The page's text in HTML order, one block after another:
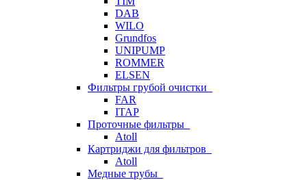
DAB
WILO
Grundfos
UNIPUMP
ROMMER
ELSEN
Фильтры грубой очистки
FAR
ITAP
Проточные фильтры
Atoll
Картриджи для фильтров
Atoll
Медные трубы